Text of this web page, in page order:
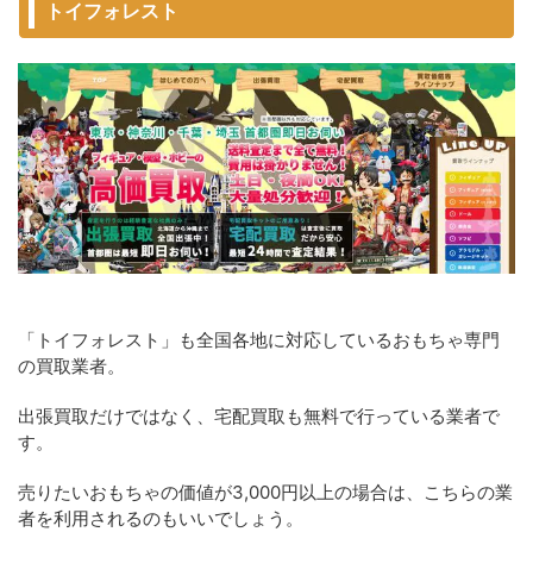
トイフォレスト
「トイフォレスト」も全国各地に対応しているおもちゃ専門
の買取業者。
出張買取だけではなく、宅配買取も無料で行っている業者で
す。
売りたいおもちゃの価値が3,000円以上の場合は、こちらの業
者を利用されるのもいいでしょう。